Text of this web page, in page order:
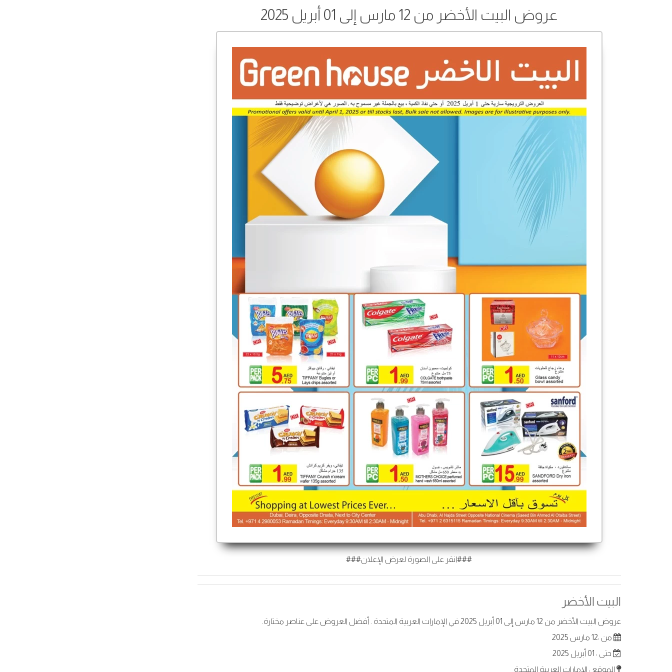
عروض البيت الأخضر من 12 مارس إلى 01 أبريل 2025
###انقر على الصورة لعرض الإعلان###
البيت الأخضر
عروض البيت الأخضر من 12 مارس إلى 01 أبريل 2025 في الإمارات العربية المتحدة . أفضل العروض على عناصر مختارة.
من :12 مارس 2025
حتى : 01 أبريل 2025
الموقع : الإمارات العربية المتحدة